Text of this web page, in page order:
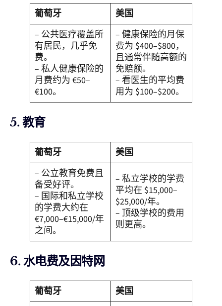
葡萄牙
美国
– 公共医疗覆盖所
有居民，几乎免
费。
– 私人健康保险的
月费约为 €50–
€100。
– 健康保险的月保
费为 $400–$800，
且通常伴随高额的
免赔额。
– 看医生的平均费
用为 $100–$200。
5. 教育
葡萄牙
美国
– 公立教育免费且
备受好评。
– 国际和私立学校
的学费大约在
€7,000–€15,000/年
之间。
– 私立学校的学费
平均在 $15,000–
$25,000/年。
– 顶级学校的费用
则更高。
6. 水电费及因特网
葡萄牙
美国